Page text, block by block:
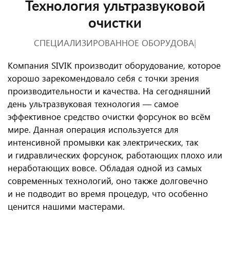
Технология ультразвуковой
очистки
СПЕЦИАЛИЗИРОВАННОЕ ОБОРУДОВАНИЕ SIVIK
Компания SIVIK производит оборудование, которое
хорошо зарекомендовало себя с точки зрения
производительности и качества. На сегодняшний
день ультразвуковая технология — самое
эффективное средство очистки форсунок во всём
мире. Данная операция используется для
интенсивной промывки как электрических, так
и гидравлических форсунок, работающих плохо или
неработающих вовсе. Обладая одной из самых
современных технологий, оно также долговечно
и не подводит во время процедур, что особенно
ценится нашими мастерами.